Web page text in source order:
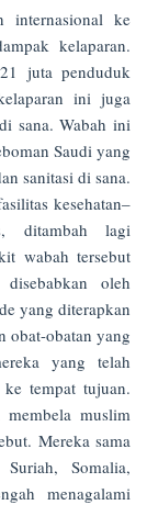
internasional ke
kelaparan.
juta penduduk
ini juga
sana. Wabah ini
Saudi yang
sanitasi di sana.
kesehatan–
ditambah lagi
wabah tersebut
oleh
yang diterapkan
obat-obatan yang
yang telah
tempat tujuan.
muslim
Mereka sama
Somalia,
menagalami